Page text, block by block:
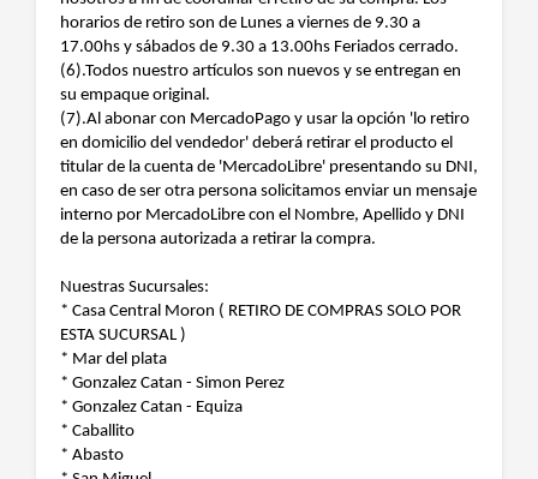
horarios de retiro son de Lunes a viernes de 9.30 a
17.00hs y sábados de 9.30 a 13.00hs Feriados cerrado.
(6).Todos nuestro artículos son nuevos y se entregan en
su empaque original.
(7).Al abonar con MercadoPago y usar la opción 'lo retiro
en domicilio del vendedor' deberá retirar el producto el
titular de la cuenta de 'MercadoLibre' presentando su DNI,
en caso de ser otra persona solicitamos enviar un mensaje
interno por MercadoLibre con el Nombre, Apellido y DNI
de la persona autorizada a retirar la compra.
Nuestras Sucursales:
* Casa Central Moron ( RETIRO DE COMPRAS SOLO POR
ESTA SUCURSAL )
* Mar del plata
* Gonzalez Catan - Simon Perez
* Gonzalez Catan - Equiza
* Caballito
* Abasto